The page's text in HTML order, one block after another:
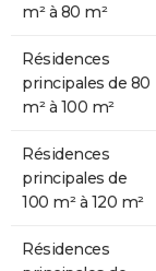
m² à 80 m²
Résidences
principales de 80
m² à 100 m²
Résidences
principales de
100 m² à 120 m²
Résidences